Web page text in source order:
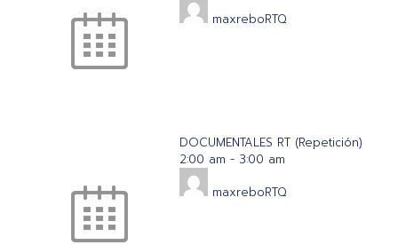
maxreboRTQ
DOCUMENTALES RT (Repetición)
2:00 am - 3:00 am
maxreboRTQ